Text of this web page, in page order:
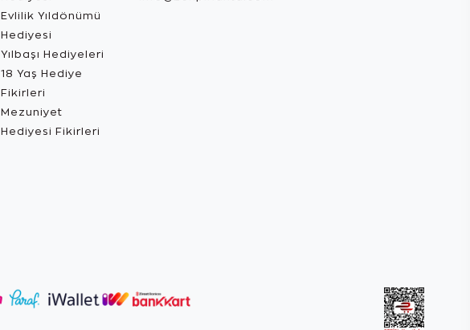
Evlilik Yıldönümü
Hediyesi
Yılbaşı Hediyeleri
18 Yaş Hediye
Fikirleri
Mezuniyet
Hediyesi Fikirleri